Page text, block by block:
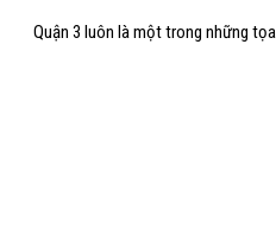
Quận 3 luôn là một trong những